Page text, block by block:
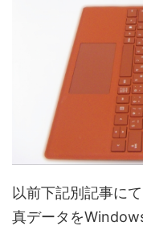
以前下記別記事に
真データを